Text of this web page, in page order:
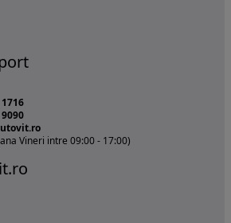
Vineri intre 09:00 - 17:00)